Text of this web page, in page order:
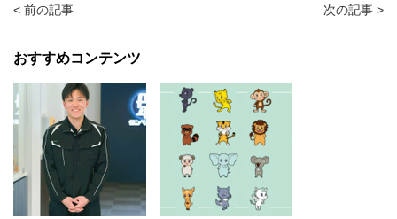
< 前の記事 次の記事 >
おすすめコンテンツ